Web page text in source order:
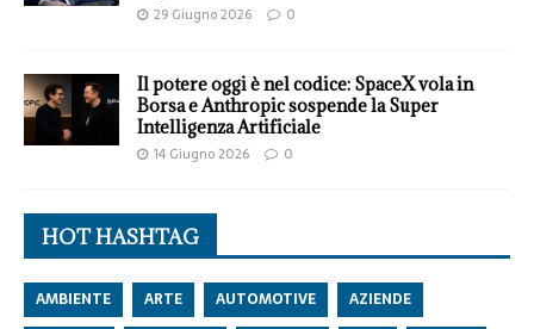
29 Giugno 2026 0
Il potere oggi è nel codice: SpaceX vola in
Borsa e Anthropic sospende la Super
Intelligenza Artificiale
14 Giugno 2026 0
HOT HASHTAG
AMBIENTE ARTE AUTOMOTIVE
AZIENDE